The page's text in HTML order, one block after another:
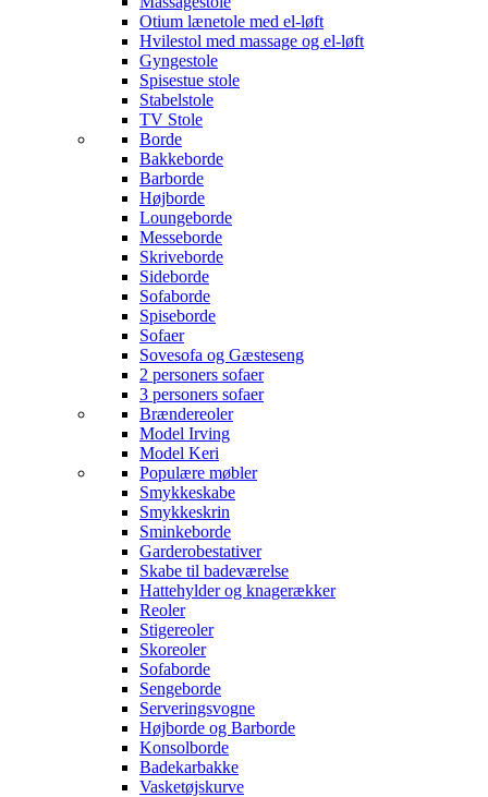
Otium lænetole med el-løft
Hvilestol med massage og el-løft
Gyngestole
Spisestue stole
Stabelstole
TV Stole
Borde
Bakkeborde
Barborde
Højborde
Loungeborde
Messeborde
Skriveborde
Sideborde
Sofaborde
Spiseborde
Sofaer
Sovesofa og Gæsteseng
2 personers sofaer
3 personers sofaer
Brændereoler
Model Irving
Model Keri
Populære møbler
Smykkeskabe
Smykkeskrin
Sminkeborde
Garderobestativer
Skabe til badeværelse
Hattehylder og knagerækker
Reoler
Stigereoler
Skoreoler
Sofaborde
Sengeborde
Serveringsvogne
Højborde og Barborde
Konsolborde
Badekarbakke
Vasketøjskurve